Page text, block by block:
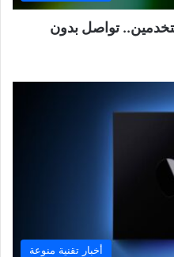
تواصل بدون
أخبار تقنية منوعة